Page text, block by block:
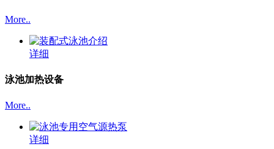
More..
详细
泳池加热设备
More..
详细